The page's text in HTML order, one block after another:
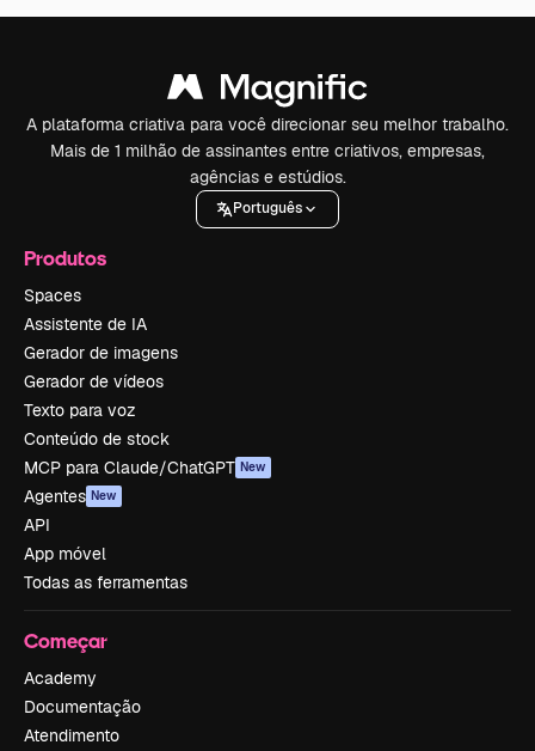
A plataforma criativa para você direcionar seu melhor trabalho.
Mais de 1 milhão de assinantes entre criativos, empresas,
agências e estúdios.
Português
Produtos
Spaces
Assistente de IA
Gerador de imagens
Gerador de vídeos
Texto para voz
Conteúdo de stock
MCP para Claude/ChatGPT New
Agentes New
API
App móvel
Todas as ferramentas
Começar
Academy
Documentação
Atendimento